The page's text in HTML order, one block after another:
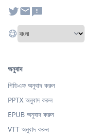
অনুবাদ
পিডিএফ অনুবাদ করুন
PPTX অনুবাদ করুন
EPUB অনুবাদ করুন
VTT অনুবাদ করুন